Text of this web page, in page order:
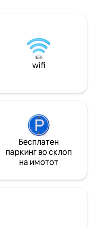
спалната и во
кревет (широк
соба
wifi
Бесплатен
паркинг во склоп
на имотот